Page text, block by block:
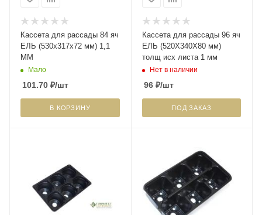
Кассета для рассады 84 яч
ЕЛЬ (530х317х72 мм) 1,1
ММ
Мало
101.70 ₽/шт
В КОРЗИНУ
Кассета для рассады 96 яч
ЕЛЬ (520Х340Х80 мм)
толщ исх листа 1 мм
Нет в наличии
96₽/шт
ПОД ЗАКАЗ